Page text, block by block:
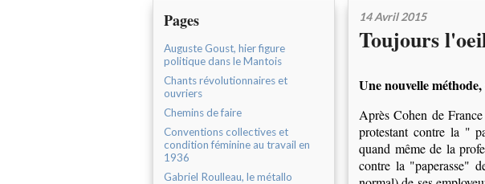
Pages
Auguste Goust, hier figure
politique dans le Mantois
Chants révolutionnaires et
ouvriers
Chemins de faire
Conventions collectives et
condition féminine au travail en
1936
Gabriel Roulleau, le métallo
14 Avril 2015
Toujours
Une nouvelle
Après Cohen de
protestant contre la "
quand même de la
contre la "paperasse"